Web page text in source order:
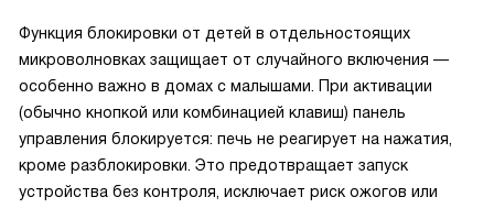
Функция блокировки от детей в отдельностоящих
микроволновках защищает от случайного включения —
особенно важно в домах с малышами. При активации
(обычно кнопкой или комбинацией клавиш) панель
управления блокируется: печь не реагирует на нажатия,
кроме разблокировки. Это предотвращает запуск
устройства без контроля, исключает риск ожогов или